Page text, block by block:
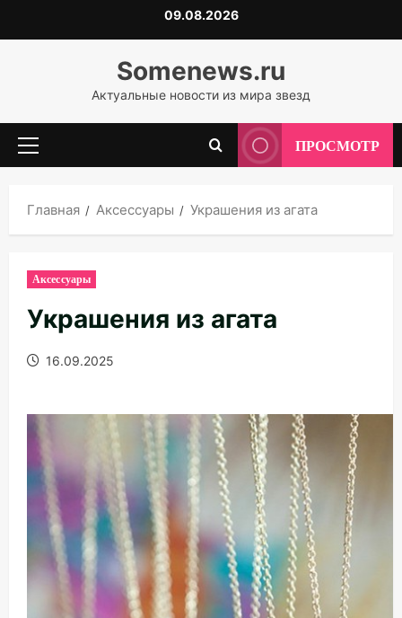
к
09.08.2026
Somenews.ru
Актуальные новости из мира звезд
Основное
ПРОСМОТР
Главная Аксессуары Украшения из агата
Аксессуары
Украшения из агата
16.09.2025